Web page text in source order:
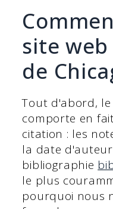
site
de
Tout d'abord, le
comporte en
citation : les
la date
bibliographie
le plus
pourquoi nous